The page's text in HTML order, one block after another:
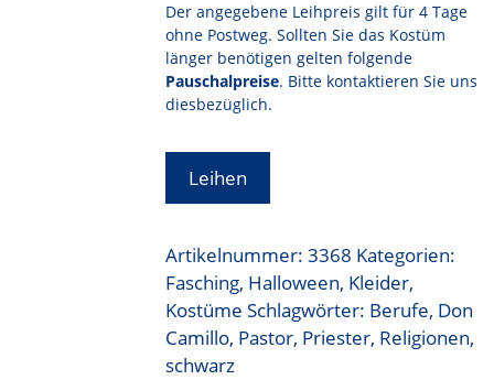
Der angegebene Leihpreis gilt für 4 Tage
ohne Postweg. Sollten Sie das Kostüm
länger benötigen gelten folgende
Pauschalpreise. Bitte kontaktieren Sie uns
diesbezüglich.
Leihen
Artikelnummer:3368 Kategorien:
Fasching, Halloween, Kleider,
Kostüme Schlagwörter: Berufe, Don
Camillo, Pastor, Priester, Religionen,
schwarz